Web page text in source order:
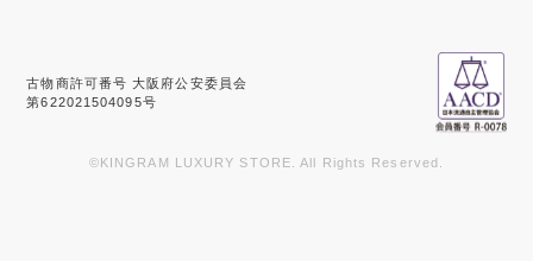
古物商許可番号 大阪府公安委員会
第622021504095号
©KINGRAM LUXURY STORE. All Rights Reserved.